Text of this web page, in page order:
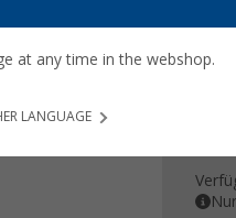
at any time in the webshop.
LANGUAGE